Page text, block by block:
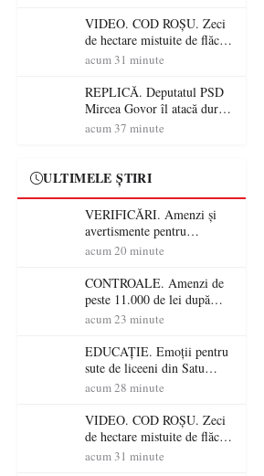
VIDEO. COD ROȘU. Zeci
de hectare mistuite de flăcări
în Satu Mare! Pompierii au
contracronometru pentru a
salva o pădure de la dezastru
acum 31 minute
REPLICĂ. Deputatul PSD
Mircea Govor îl atacă dur
pe Ilie Bolojan: „Românii
acum 37 minute
ULTIMELE ȘTIRI
VERIFICĂRI. Amenzi și
avertismente pentru
crescătorii de animale din
controale în toate
gospodăriile și face apel la
respectarea legii
acum 20 minute
CONTROALE. Amenzi de
peste 11.000 de lei după
controalele DSVSA Satu
cantină, sancționate pentru
nereguli
acum 23 minute
EDUCAȚIE. Emoții pentru
sute de liceeni din Satu
Mare! Începe BAC-ul de
acum 28 minute
VIDEO. COD ROȘU. Zeci
de hectare mistuite de flăcări
în Satu Mare! Pompierii au
acum 31 minute